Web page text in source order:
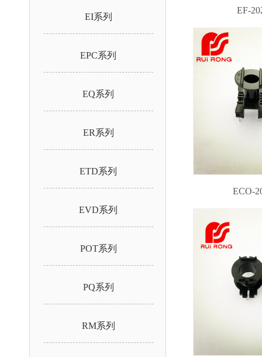
EI系列
EPC系列
EQ系列
ER系列
ETD系列
EVD系列
POT系列
PQ系列
RM系列
EF-
ECO-